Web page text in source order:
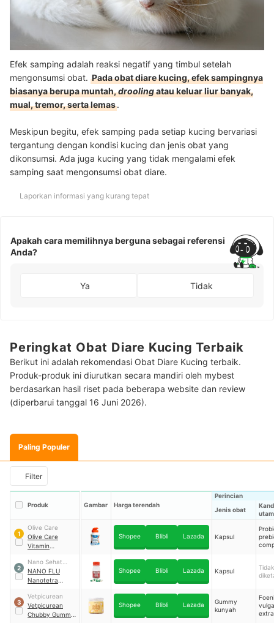
Efek samping adalah reaksi negatif yang timbul setelah
mengonsumsi obat. Pada obat diare kucing, efek sampingnya
biasanya berupa muntah,droolingatau keluar liur banyak,
mual, tremor, serta lemas.
Meskipun begitu, efek samping pada setiap kucing bervariasi
tergantung dengan kondisi kucing dan jenis obat yang
dikonsumsi. Ada juga kucing yang tidak mengalami efek
samping saat mengonsumsi obat diare.
Laporkan informasi yang kurang tepat
Apakah cara memilihnya berguna sebagai referensi
Anda?
Ya Tidak
Peringkat Obat Diare Kucing Terbaik
Berikut ini adalah rekomendasi Obat Diare Kucing terbaik.
Produk-produk ini diurutkan secara mandiri oleh mybest
berdasarkan hasil riset pada beberapa website dan review
(diperbarui tanggal 16 Juni 2026).
Paling Populer
Filter
Produk Gambar Harga terendah
Perincian
Jenis obat
1
Olive Care
Olive Care
Vitamin
Shopee Blibli Lazada Kapsul
2
Nano Sehat
Indonesia
NANO FLU
Nanotetra
Shopee Blibli Lazada Kapsul
Tidak
3
Vetpicurean
Vetpicurean
Chubby Gummy
Shopee Blibli Lazada
Gummy
kunyah